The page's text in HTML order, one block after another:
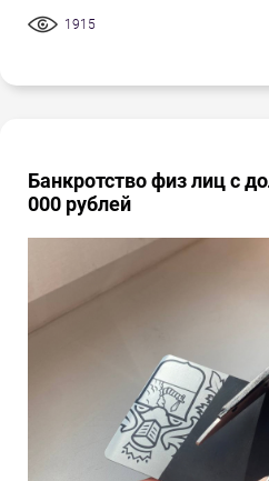
1915
Банкротство физ лиц с
000 рублей